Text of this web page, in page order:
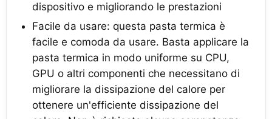
dispositivo e migliorando le prestazioni
Facile da usare: questa pasta termica è
facile e comoda da usare. Basta applicare la
pasta termica in modo uniforme su CPU,
GPU o altri componenti che necessitano di
migliorare la dissipazione del calore per
ottenere un'efficiente dissipazione del